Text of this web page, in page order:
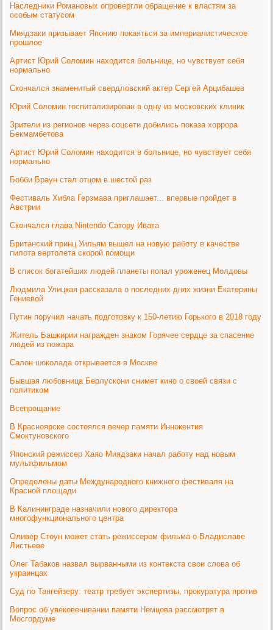
Наследники Романовых опровергли обращение к властям за
особым статусом
Миядзаки призывает Японию покаяться за империалистическое
прошлое
Артист Юрий Соломин находится больнице, но чувствует себя
нормально
Скончался знаменитый свердловский актер Сергей Арцибашев
Юрий Соломин госпитализирован в одну из московских клиник
Зрители из регионов через соцсети добились показа хоррора
Бекмамбетова
Артист Юрий Соломин находится в больнице, но чувствует себя
нормально
Бобби Браун стал отцом в шестой раз
Фестиваль Хибла Герзмава приглашает... впервые пройдет в
Австрии
Скончался глава Nintendo Сатору Ивата
Британский принц Уильям вышел на новую работу в качестве
пилота вертолета скорой помощи
В список богатейших людей планеты попал уроженец Молдовы
Людмила Улицкая рассказала о последних днях жизни Екатерины
Гениевой
Путин поручил начать подготовку к 150-летию Горького в 2018 году
Житель Башкирии награжден знаком Горячее сердце за спасение
людей из пожара
Салон шоколада открывается в Москве
Бывшая любовница Берлускони снимет кино о своей связи с
политиком
Всепрощание
В Красноярске состоялся вечер памяти Иннокентия
Смоктуновского
Японский режиссер Хаяо Миядзаки начал работу над новым
мультфильмом
Определены даты Международного книжного фестиваля на
Красной площади
В Калининграде назначили нового директора
многофункционального центра
Оливер Стоун может стать режиссером фильма о Владиславе
Листьеве
Олег Табаков назвал вырванными из контекста свои слова об
украинцах
Суд по Тангейзеру: театр требует экспертизы, прокуратура против
Вопрос об увековечивании памяти Немцова рассмотрят в
Мосгордуме